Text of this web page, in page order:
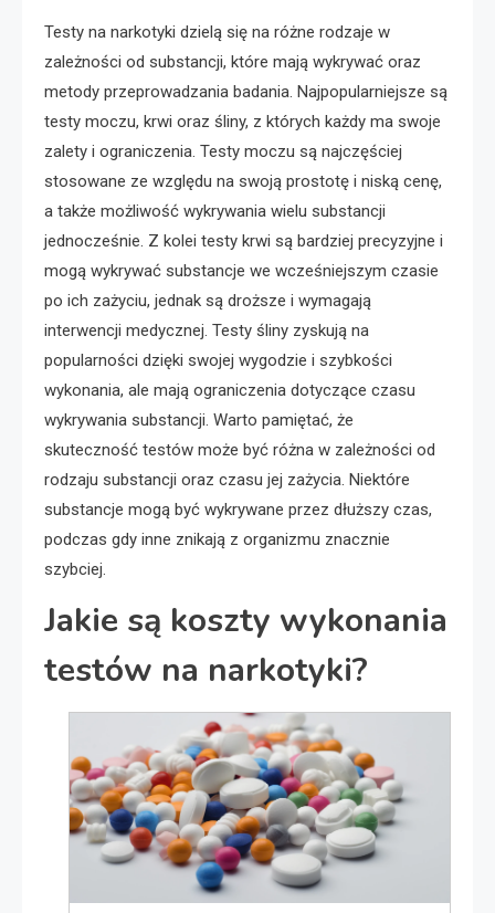
Testy na narkotyki dzielą się na różne rodzaje w
zależności od substancji, które mają wykrywać oraz
metody przeprowadzania badania. Najpopularniejsze są
testy moczu, krwi oraz śliny, z których każdy ma swoje
zalety i ograniczenia. Testy moczu są najczęściej
stosowane ze względu na swoją prostotę i niską cenę,
a także możliwość wykrywania wielu substancji
jednocześnie. Z kolei testy krwi są bardziej precyzyjne i
mogą wykrywać substancje we wcześniejszym czasie
po ich zażyciu, jednak są droższe i wymagają
interwencji medycznej. Testy śliny zyskują na
popularności dzięki swojej wygodzie i szybkości
wykonania, ale mają ograniczenia dotyczące czasu
wykrywania substancji. Warto pamiętać, że
skuteczność testów może być różna w zależności od
rodzaju substancji oraz czasu jej zażycia. Niektóre
substancje mogą być wykrywane przez dłuższy czas,
podczas gdy inne znikają z organizmu znacznie
szybciej.
Jakie są koszty wykonania
testów na narkotyki?